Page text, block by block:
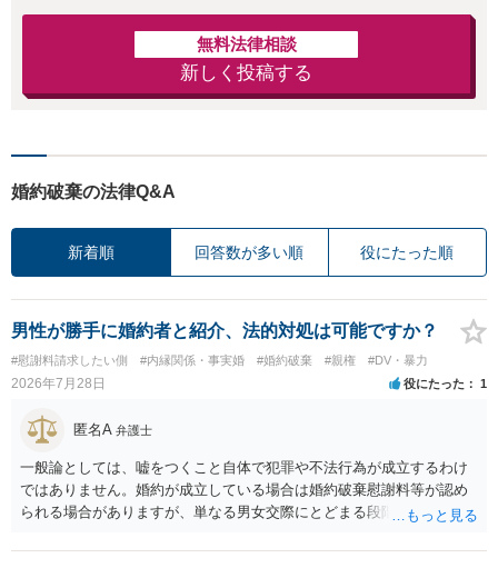
無料法律相談
新しく投稿する
婚約破棄の法律Q&A
新着順 回答数が多い順 役にたった順
男性が勝手に婚約者と紹介、法的対処は可能ですか？
#慰謝料請求したい側 #内縁関係・事実婚 #婚約破棄 #親権 #DV・暴力
2026年7月28日 役にたった 1
匿名A 弁護士
一般論としては、嘘をつくこと自体で犯罪や不法行為が成立するわけ
ではありません。婚約が成立している場合は婚約破棄慰謝料等が認め
られる場合がありますが、単なる男女交際にとどまる段階の場合、独
慰謝料は生じないことが多いと思われます。 お怒りはごもっともです